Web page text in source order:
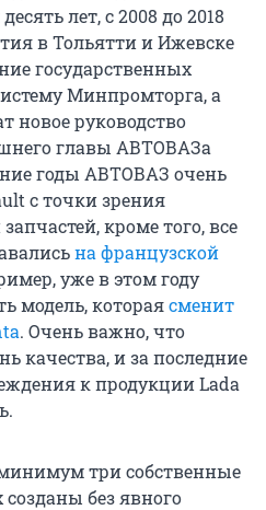
лет, с 2008 до 2018
в Тольятти и Ижевске
государственных
Минпромторга, а
новое руководство
главы АВТОВАЗа
годы АВТОВАЗ очень
с точки зрения
кроме того, все
на французской
уже в этом году
модель, котораясменит
. Очень важно, что
качества, и за последние
к продукции Lada
три собственные
без явного